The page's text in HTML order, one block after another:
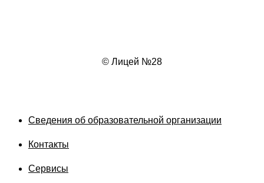
© Лицей №28
Сведения об образовательной организации
Контакты
Сервисы